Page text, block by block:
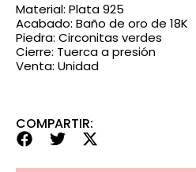
Material: Plata 925
Acabado: Baño de oro de 18K
Piedra: Circonitas verdes
Cierre: Tuerca a presión
Venta: Unidad
COMPARTIR: